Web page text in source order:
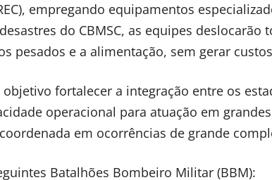
empregando equipamentos
do CBMSC, as equipes deslocarão
pesados e a alimentação, sem gerar
fortalecer a integração entre os
operacional para atuação em
em ocorrências de grande
Batalhões Bombeiro Militar (BBM):